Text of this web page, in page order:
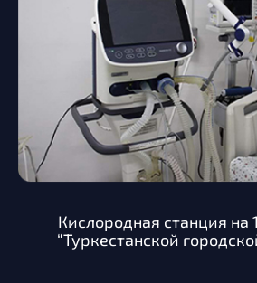
Кислородная станция на
“Туркестанской